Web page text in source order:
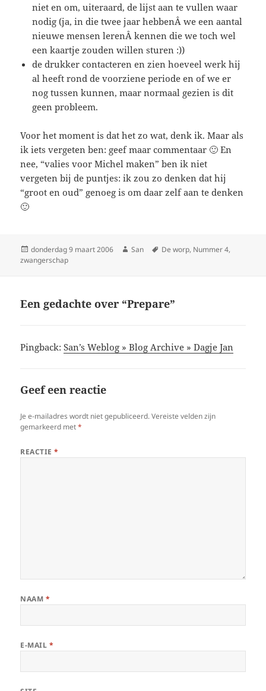
niet en om, uiteraard, de lijst aan te vullen waar
nodig (ja, in die twee jaar hebbenÂ we een aantal
nieuwe mensen lerenÂ kennen die we toch wel
een kaartje zouden willen sturen :))
de drukker contacteren en zien hoeveel werk hij
al heeft rond de voorziene periode en of we er
nog tussen kunnen, maar normaal gezien is dit
geen probleem.
Voor het moment is dat het zo wat, denk ik. Maar als
ik iets vergeten ben: geef maar commentaar 🙂 En
nee, “valies voor Michel maken” ben ik niet
vergeten bij de puntjes: ik zou zo denken dat hij
“groot en oud” genoeg is om daar zelf aan te denken
🙂
Geplaatst
op
donderdag 9 maart 2006 Auteur
San Tags
De worp, Nummer 4,
zwangerschap
Een gedachte over “Prepare”
Pingback:San’s Weblog » Blog Archive » Dagje Jan
Geef een reactie
Je e-mailadres wordt niet gepubliceerd. Vereiste velden zijn
gemarkeerd met*
REACTIE*
NAAM *
E-MAIL *